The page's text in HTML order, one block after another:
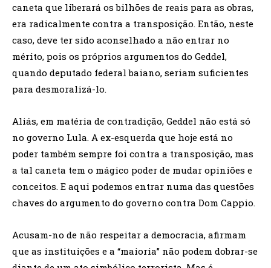
caneta que liberará os bilhões de reais para as obras,
era radicalmente contra a transposição. Então, neste
caso, deve ter sido aconselhado a não entrar no
mérito, pois os próprios argumentos do Geddel,
quando deputado federal baiano, seriam suficientes
para desmoralizá-lo.
Aliás, em matéria de contradição, Geddel não está só
no governo Lula. A ex-esquerda que hoje está no
poder também sempre foi contra a transposição, mas
a tal caneta tem o mágico poder de mudar opini­ões e
conceitos. E aqui podemos entrar numa das questões
chaves do argumento do governo contra Dom Cappio.
Acusam-no de não respeitar a democracia, afirmam
que as ins­tituições e a “maioria” não podem dobrar-se